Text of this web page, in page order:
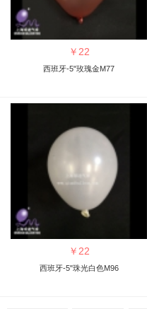
￥22
西班牙-5"玫瑰金M77
￥22
西班牙-5"珠光白色M96